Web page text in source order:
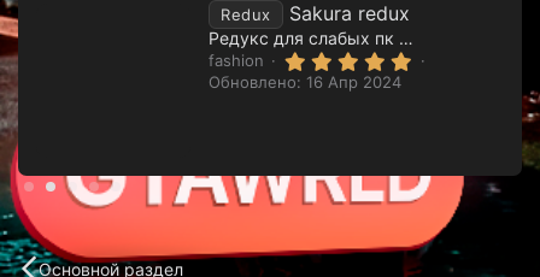
Redux Sakura redux
Редукс для слабых пк от мододелов emmie mods
fashion 5
з
д
Обновлено: 16 Апр 2024
Основной раздел